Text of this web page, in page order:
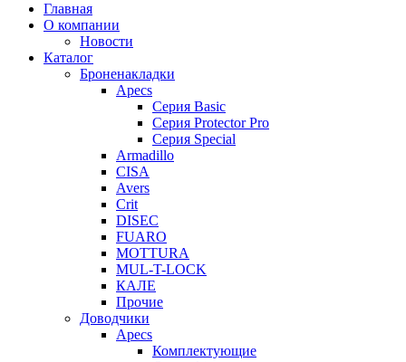
Главная
О компании
Новости
Каталог
Броненакладки
Apecs
Серия Basic
Серия Protector Pro
Серия Special
Armadillo
CISA
Avers
Crit
DISEC
FUARO
MOTTURA
MUL-T-LOCK
КАЛЕ
Прочие
Доводчики
Apecs
Комплектующие